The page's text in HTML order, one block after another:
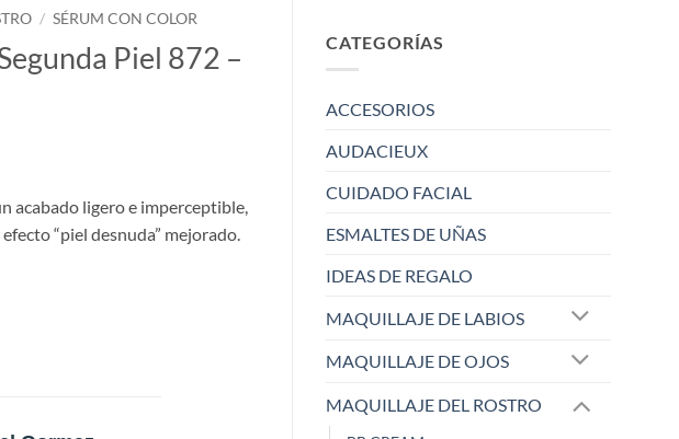
CATEGORÍAS
ACCESORIOS
AUDACIEUX
CUIDADO FACIAL
ESMALTES DE UÑAS
IDEAS DE REGALO
MAQUILLAJE DE LABIOS
MAQUILLAJE DE OJOS
MAQUILLAJE DEL ROSTRO
/ SÉRUM CON COLOR
Piel 872 –
acabado ligero e imperceptible,
“piel desnuda” mejorado.